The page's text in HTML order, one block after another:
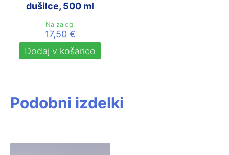
dušilce, 500 ml
Na zalogi
17,50 €
Dodaj v košarico
Podobni izdelki